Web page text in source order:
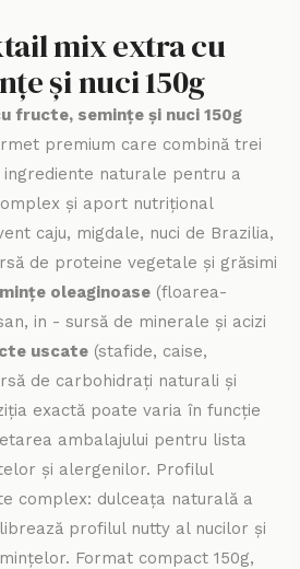
mix extra cu
și nuci 150g
fructe, semințe și nuci 150g
premium care combină trei
naturale pentru a
și aport nutrițional
caju, migdale, nuci de Brazilia,
de proteine vegetale și grăsimi
oleaginoase (floarea-
in - sursă de minerale și acizi
uscate (stafide, caise,
de carbohidrați naturali și
exactă poate varia în funcție
ambalajului pentru lista
și alergenilor. Profilul
complex: dulceața naturală a
profilul nutty al nucilor și
Format compact 150g,